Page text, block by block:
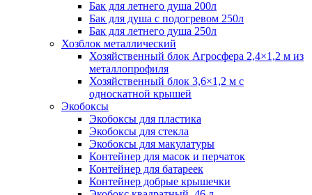
Бак для летнего душа 200л
Бак для душа с подогревом 250л
Бак для летнего душа 250л
Хозблок металлический
Хозяйственный блок Агросфера 2,4×1,2 м из
металлопрофиля
Хозяйственный блок 3,6×1,2 м с
односкатной крышей
Экобоксы
Экобоксы для пластика
Экобоксы для стекла
Экобоксы для макулатуры
Контейнер для масок и перчаток
Контейнер для батареек
Контейнер добрые крышечки